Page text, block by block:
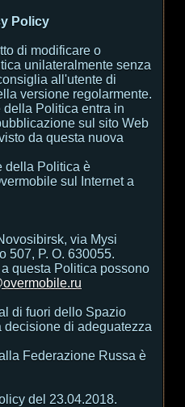
Policy
di modificare o
unilateralmente senza
all'utente di
versione regolarmente.
Politica entra in
sul sito Web
da questa nuova
della Politica è
sul Internet a
via Mysi
507, P. O. 630055.
questa Politica possono
di fuori dello Spazio
decisione di adeguatezza
Federazione Russa è
del 23.04.2018.